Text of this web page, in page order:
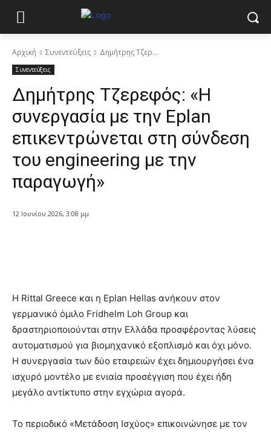
Αρχική Συνεντεύξεις Δημήτρης Τζερ...
Συνεντεύξεις
Δημήτρης Τζερεφός: «Η
συνεργασία με την Eplan
επικεντρώνεται στη σύνδεση
του engineering με την
παραγωγή»
12 Ιουνίου 2026, 3:08 μμ
Η Rittal Greece και η Eplan Hellas ανήκουν στον
γερμανικό όμιλο Fridhelm Loh Group και
δραστηριοποιούνται στην Ελλάδα προσφέροντας λύσεις
αυτοματισμού για βιομηχανικό εξοπλισμό και όχι μόνο.
Η συνεργασία των δύο εταιρειών έχει δημιουργήσει ένα
ισχυρό μοντέλο με ενιαία προσέγγιση που έχει ήδη
μεγάλο αντίκτυπο στην εγχώρια αγορά.
Το περιοδικό «Μετάδοση Ισχύος» επικοινώνησε με τον